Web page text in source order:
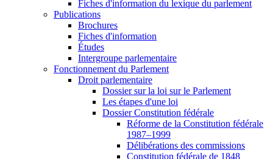
Fiches d'information du lexique du parlement
Publications
Brochures
Fiches d'information
Études
Intergroupe parlementaire
Fonctionnement du Parlement
Droit parlementaire
Dossier sur la loi sur le Parlement
Les étapes d'une loi
Dossier Constitution fédérale
Réforme de la Constitution fédérale
1987–1999
Délibérations des commissions
Constitution fédérale de 1848